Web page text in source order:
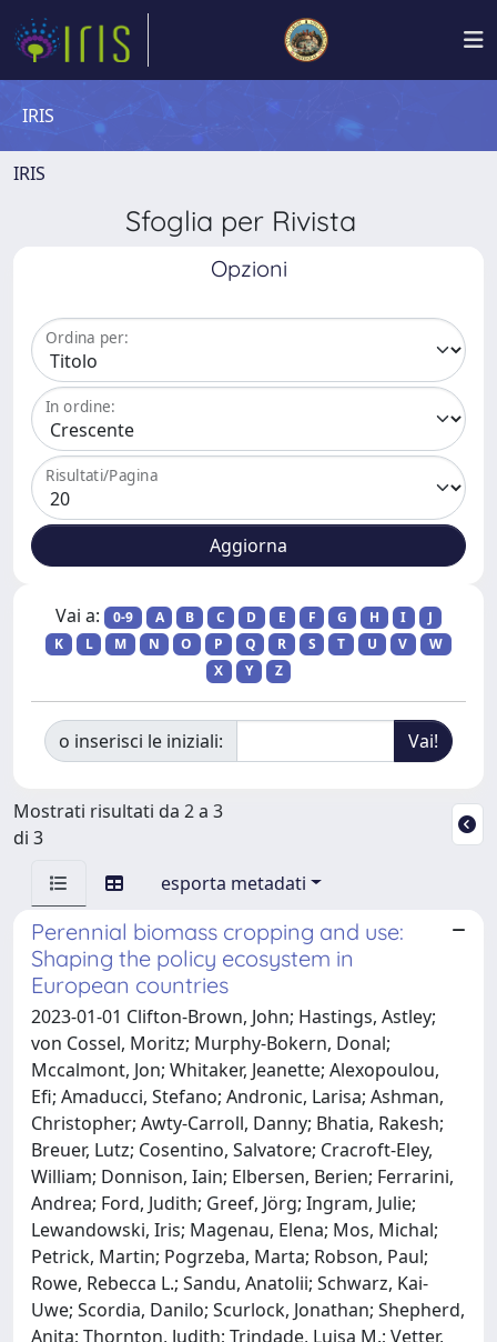
IRIS
IRIS
Sfoglia per Rivista
Opzioni
Ordina per:
In ordine:
Risultati/Pagina
Vai a: 0-9 A B C D E F G H I
J
K
L M N O P Q R S T U V
W
X
Y Z
o inserisci le iniziali:
Mostrati risultati da 2 a 3
di 3
esporta metadati
Perennial biomass cropping and use:
Shaping the policy ecosystem in
European countries
2023-01-01 Clifton-Brown, John; Hastings, Astley;
von Cossel, Moritz; Murphy-Bokern, Donal;
Mccalmont, Jon; Whitaker, Jeanette; Alexopoulou,
Efi; Amaducci, Stefano; Andronic, Larisa; Ashman,
Christopher; Awty-Carroll, Danny; Bhatia, Rakesh;
Breuer, Lutz; Cosentino, Salvatore; Cracroft-Eley,
William; Donnison, Iain; Elbersen, Berien; Ferrarini,
Andrea; Ford, Judith; Greef, Jörg; Ingram, Julie;
Lewandowski, Iris; Magenau, Elena; Mos, Michal;
Petrick, Martin; Pogrzeba, Marta; Robson, Paul;
Rowe, Rebecca L.; Sandu, Anatolii; Schwarz, Kai-
Uwe; Scordia, Danilo; Scurlock, Jonathan; Shepherd,
Anita; Thornton, Judith; Trindade, Luisa M.; Vetter,